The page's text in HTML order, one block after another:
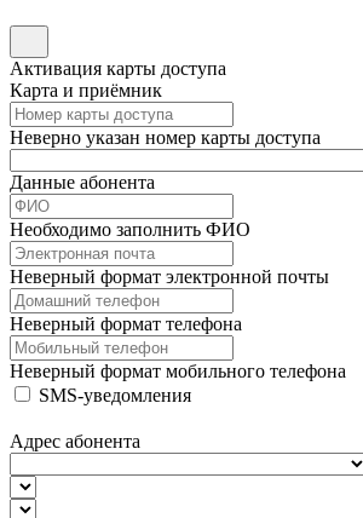
Активация карты доступа
Карта и приёмник
Неверно указан номер карты доступа
Данные абонента
Необходимо заполнить ФИО
Неверный формат электронной почты
Неверный формат телефона
Неверный формат мобильного телефона
SMS-уведомления
Адрес абонента